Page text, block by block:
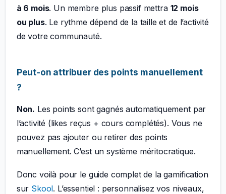
à 6 mois. Un membre plus passif mettra 12 mois
ou plus. Le rythme dépend de la taille et de l’activité
de votre communauté.
Peut-on attribuer des points manuellement
?
Non. Les points sont gagnés automatiquement par
l’activité (likes reçus + cours complétés). Vous ne
pouvez pas ajouter ou retirer des points
manuellement. C’est un système méritocratique.
Donc voilà pour le guide complet de la gamification
sur Skool. L’essentiel : personnalisez vos niveaux,